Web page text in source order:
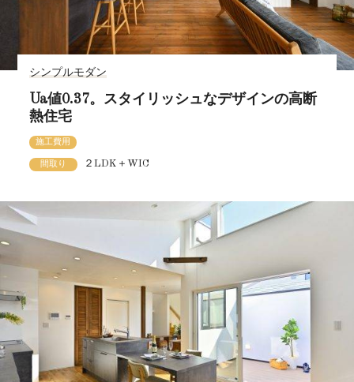
シンプルモダン
Ua値0.37。スタイリッシュなデザインの高断
熱住宅
施工費用
間取り ２LDK＋WIC